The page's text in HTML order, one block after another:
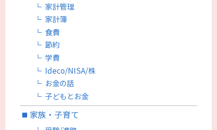
家計管理
家計簿
食費
節約
学費
Ideco/NISA/株
お金の話
子どもとお金
家族・子育て